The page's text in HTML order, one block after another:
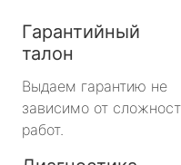
Гарантийный
талон
Выдаем гарантию не
зависимо от
работ.